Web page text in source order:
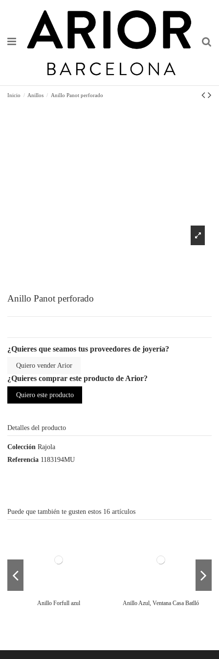
Inicio Anillos Anillo Panot perforado
Anillo Panot perforado
¿Quieres que seamos tus proveedores de joyería?
Quiero vender Arior
¿Quieres comprar este producto de Arior?
Quiero este producto
Detalles del producto
Colección Rajola
Referencia 1183194MU
Puede que también te gusten estos 16 artículos
Anillo Forfull azul Anillo Azul, Ventana Casa Batlló